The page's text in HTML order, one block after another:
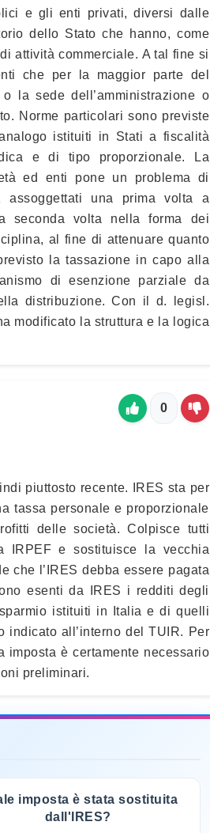
e gli enti privati, diversi dalle
dello Stato che hanno, come
attività commerciale. A tal fine si
che per la maggior parte del
la sede dell’amministrazione o
Norme particolari sono previste
istituiti in Stati a fiscalità
e di tipo proporzionale. La
ed enti pone un problema di
assoggettati una prima volta a
seconda volta nella forma dei
al fine di attenuare quanto
la tassazione in capo alla
di esenzione parziale da
distribuzione. Con il d. legisl.
modificato la struttura e la logica
0
piuttosto recente. IRES sta per
tassa personale e proporzionale
delle società. Colpisce tutti
IRPEF e sostituisce la vecchia
che l’IRES debba essere pagata
esenti da IRES i redditi degli
istituiti in Italia e di quelli
indicato all’interno del TUIR. Per
imposta è certamente necessario
preliminari.
imposta è stata sostituita
dall'IRES?